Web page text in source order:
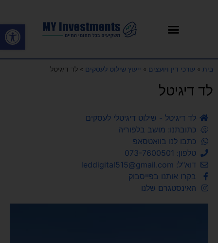
פתח
בית » עורכי דין ויועצים » ייעוץ שילוט לעסקים » לד דיגיטל
לד דיגיטל
לד דיגיטל - שילוט דיגיטלי לעסקים
כתובתנו: מושב בלפוריה
כתבו לנו בוואטסאפ
טלפון: 073-7600501
דוא"ל: leddigital515@gmail.com
בקרו אותנו בפייסבוק
האינסטגרם שלנו